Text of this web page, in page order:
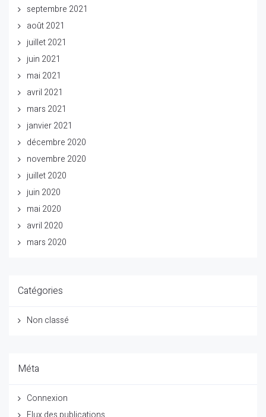
septembre 2021
août 2021
juillet 2021
juin 2021
mai 2021
avril 2021
mars 2021
janvier 2021
décembre 2020
novembre 2020
juillet 2020
juin 2020
mai 2020
avril 2020
mars 2020
Catégories
Non classé
Méta
Connexion